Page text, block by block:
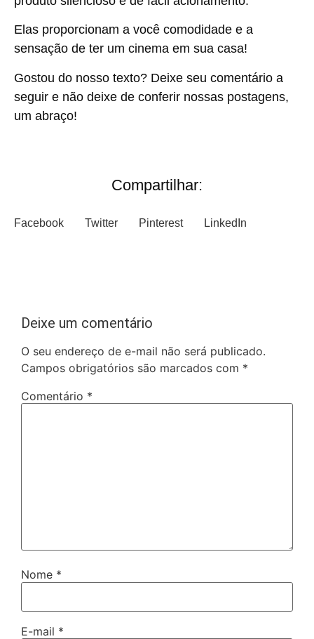
Elas proporcionam a você comodidade e a
sensação de ter um cinema em sua casa!
Gostou do nosso texto? Deixe seu comentário a
seguir e não deixe de conferir nossas postagens,
um abraço!
Compartilhar:
Facebook Twitter Pinterest LinkedIn
Deixe um comentário
O seu endereço de e-mail não será publicado.
Campos obrigatórios são marcados com *
Comentário *
Nome *
E-mail *